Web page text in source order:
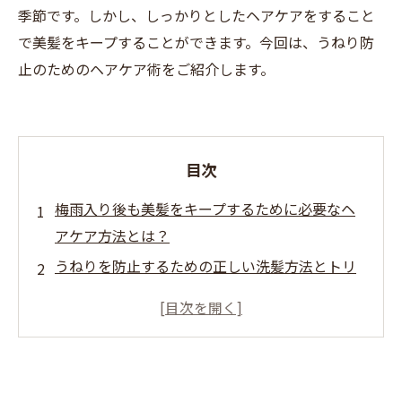
季節です。しかし、しっかりとしたヘアケアをすること
で美髪をキープすることができます。今回は、うねり防
止のためのヘアケア術をご紹介します。
目次
梅雨入り後も美髪をキープするために必要なヘ
アケア方法とは？
うねりを防止するための正しい洗髪方法とトリ
ドライヤーの使い方にも注意！梅雨時期にうね